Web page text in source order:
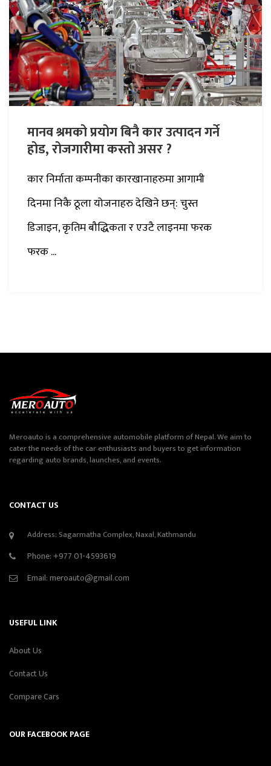
मानव श्रमको प्रयोग बिनै कार उत्पादन गर्ने
होड, रोजगारीमा कस्तो असर ?
कार निर्माता कम्पनीका कारखानाहरुमा आगामी
दिनमा निकै ठूला योजनाहरु देखिने छन्: चुस्त
डिजाइन, कृतिम बौद्धिकता र एउटै लाइनमा फरक
फरक ...
Meroauto is a comprehensive automobile platform of Nepal. We aim to
cater the needs of the car enthusiasts and buyers to get information
regarding auto brands, launches, and events.
CONTACT US
Address: Sagarmatha Complex, Naxal, Kathmandu
Phone: +977 01-4593619
Email:meroauto@gmail.com
USEFUL LINK
About Us
Contact Us
Compare Cars
OUR FACEBOOK PAGE